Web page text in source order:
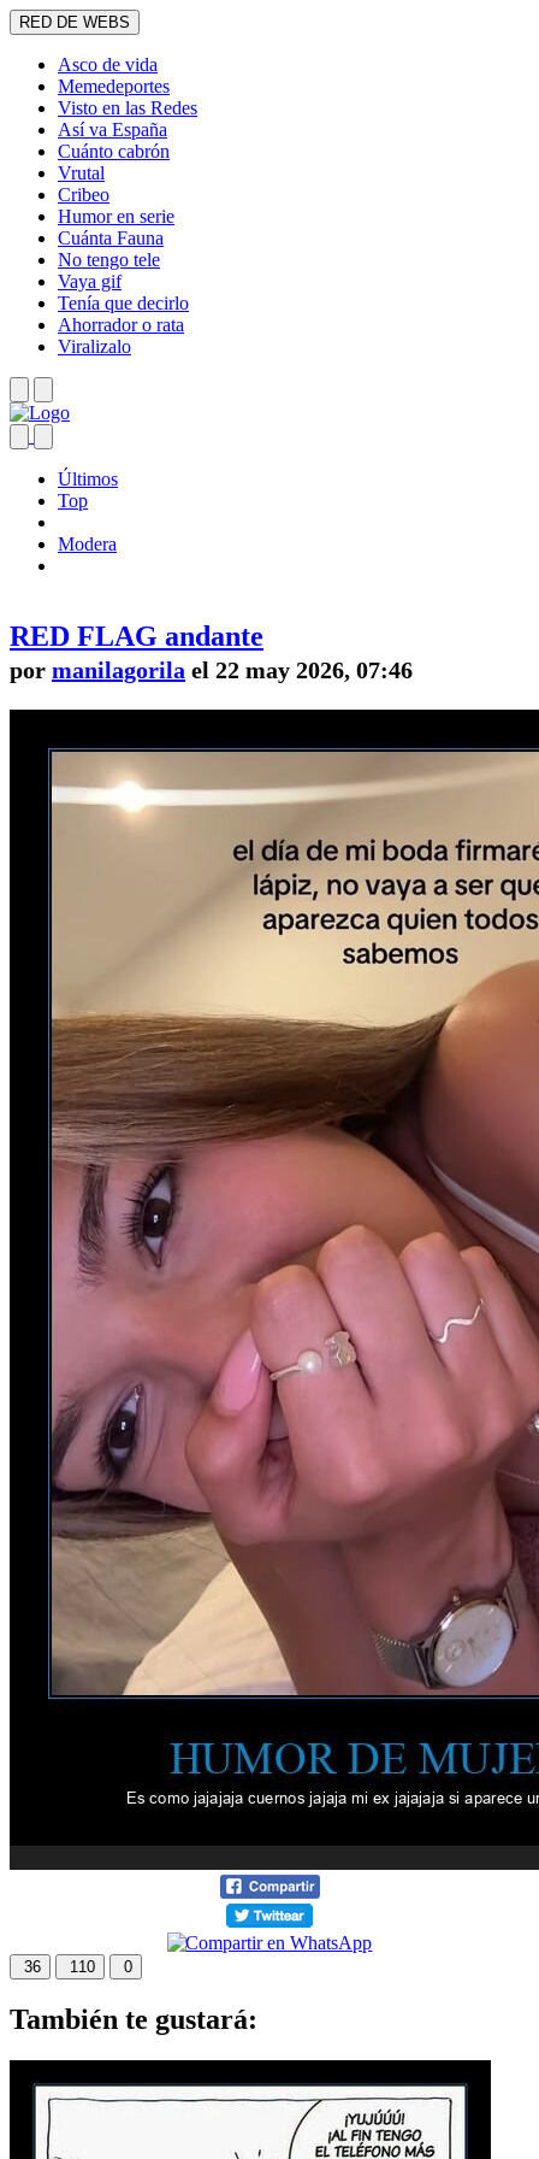
RED DE WEBS
Asco de vida
Memedeportes
Visto en las Redes
Así va España
Cuánto cabrón
Vrutal
Cribeo
Humor en serie
Cuánta Fauna
No tengo tele
Vaya gif
Tenía que decirlo
Ahorrador o rata
Viralizalo
Últimos
Top
Modera
RED FLAG andante
por manilagorila el 22 may 2026, 07:46
36 110 0
También te gustará: